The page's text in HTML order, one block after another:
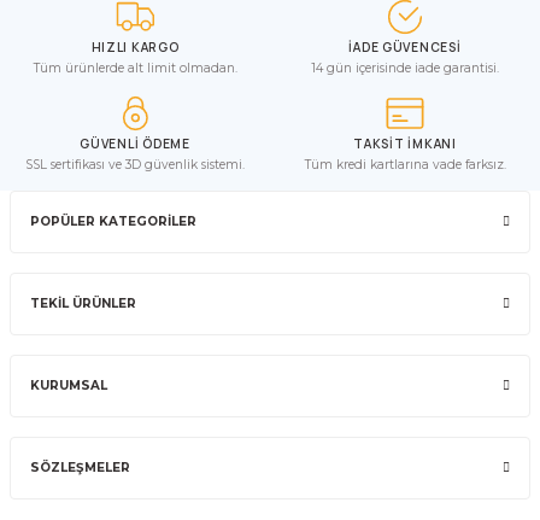
HIZLI KARGO
Tüm ürünlerde alt limit olmadan.
İADE GÜVENCESİ
14 gün içerisinde iade garantisi.
GÜVENLİ ÖDEME
SSL sertifikası ve 3D güvenlik sistemi.
TAKSİT İMKANI
Tüm kredi kartlarına vade farksız.
POPÜLER KATEGORİLER
TEKİL ÜRÜNLER
KURUMSAL
SÖZLEŞMELER